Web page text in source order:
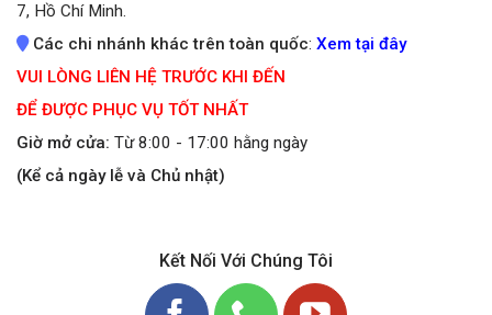
7, Hồ Chí Minh.
Các chi nhánh khác trên toàn quốc: Xem tại đây
VUI LÒNG LIÊN HỆ TRƯỚC KHI ĐẾN
ĐỂ ĐƯỢC PHỤC VỤ TỐT NHẤT
Giờ mở cửa: Từ 8:00 - 17:00 hằng ngày
(Kể cả ngày lễ và Chủ nhật)
Kết Nối Với Chúng Tôi